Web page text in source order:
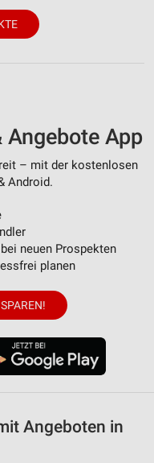
App
– mit der kostenlosen
Android.
neuen Prospekten
planen
Angeboten in